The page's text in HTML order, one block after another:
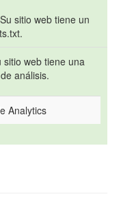
sitio web tiene un
sitio web tiene una
análisis.
Analytics